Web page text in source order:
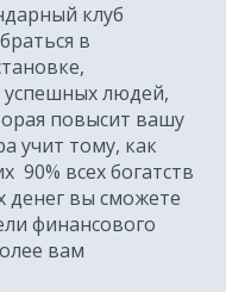
клуб
в
успешных людей,
повысит вашу
учит тому, как
всех богатств
денег вы сможете
финансового
вам